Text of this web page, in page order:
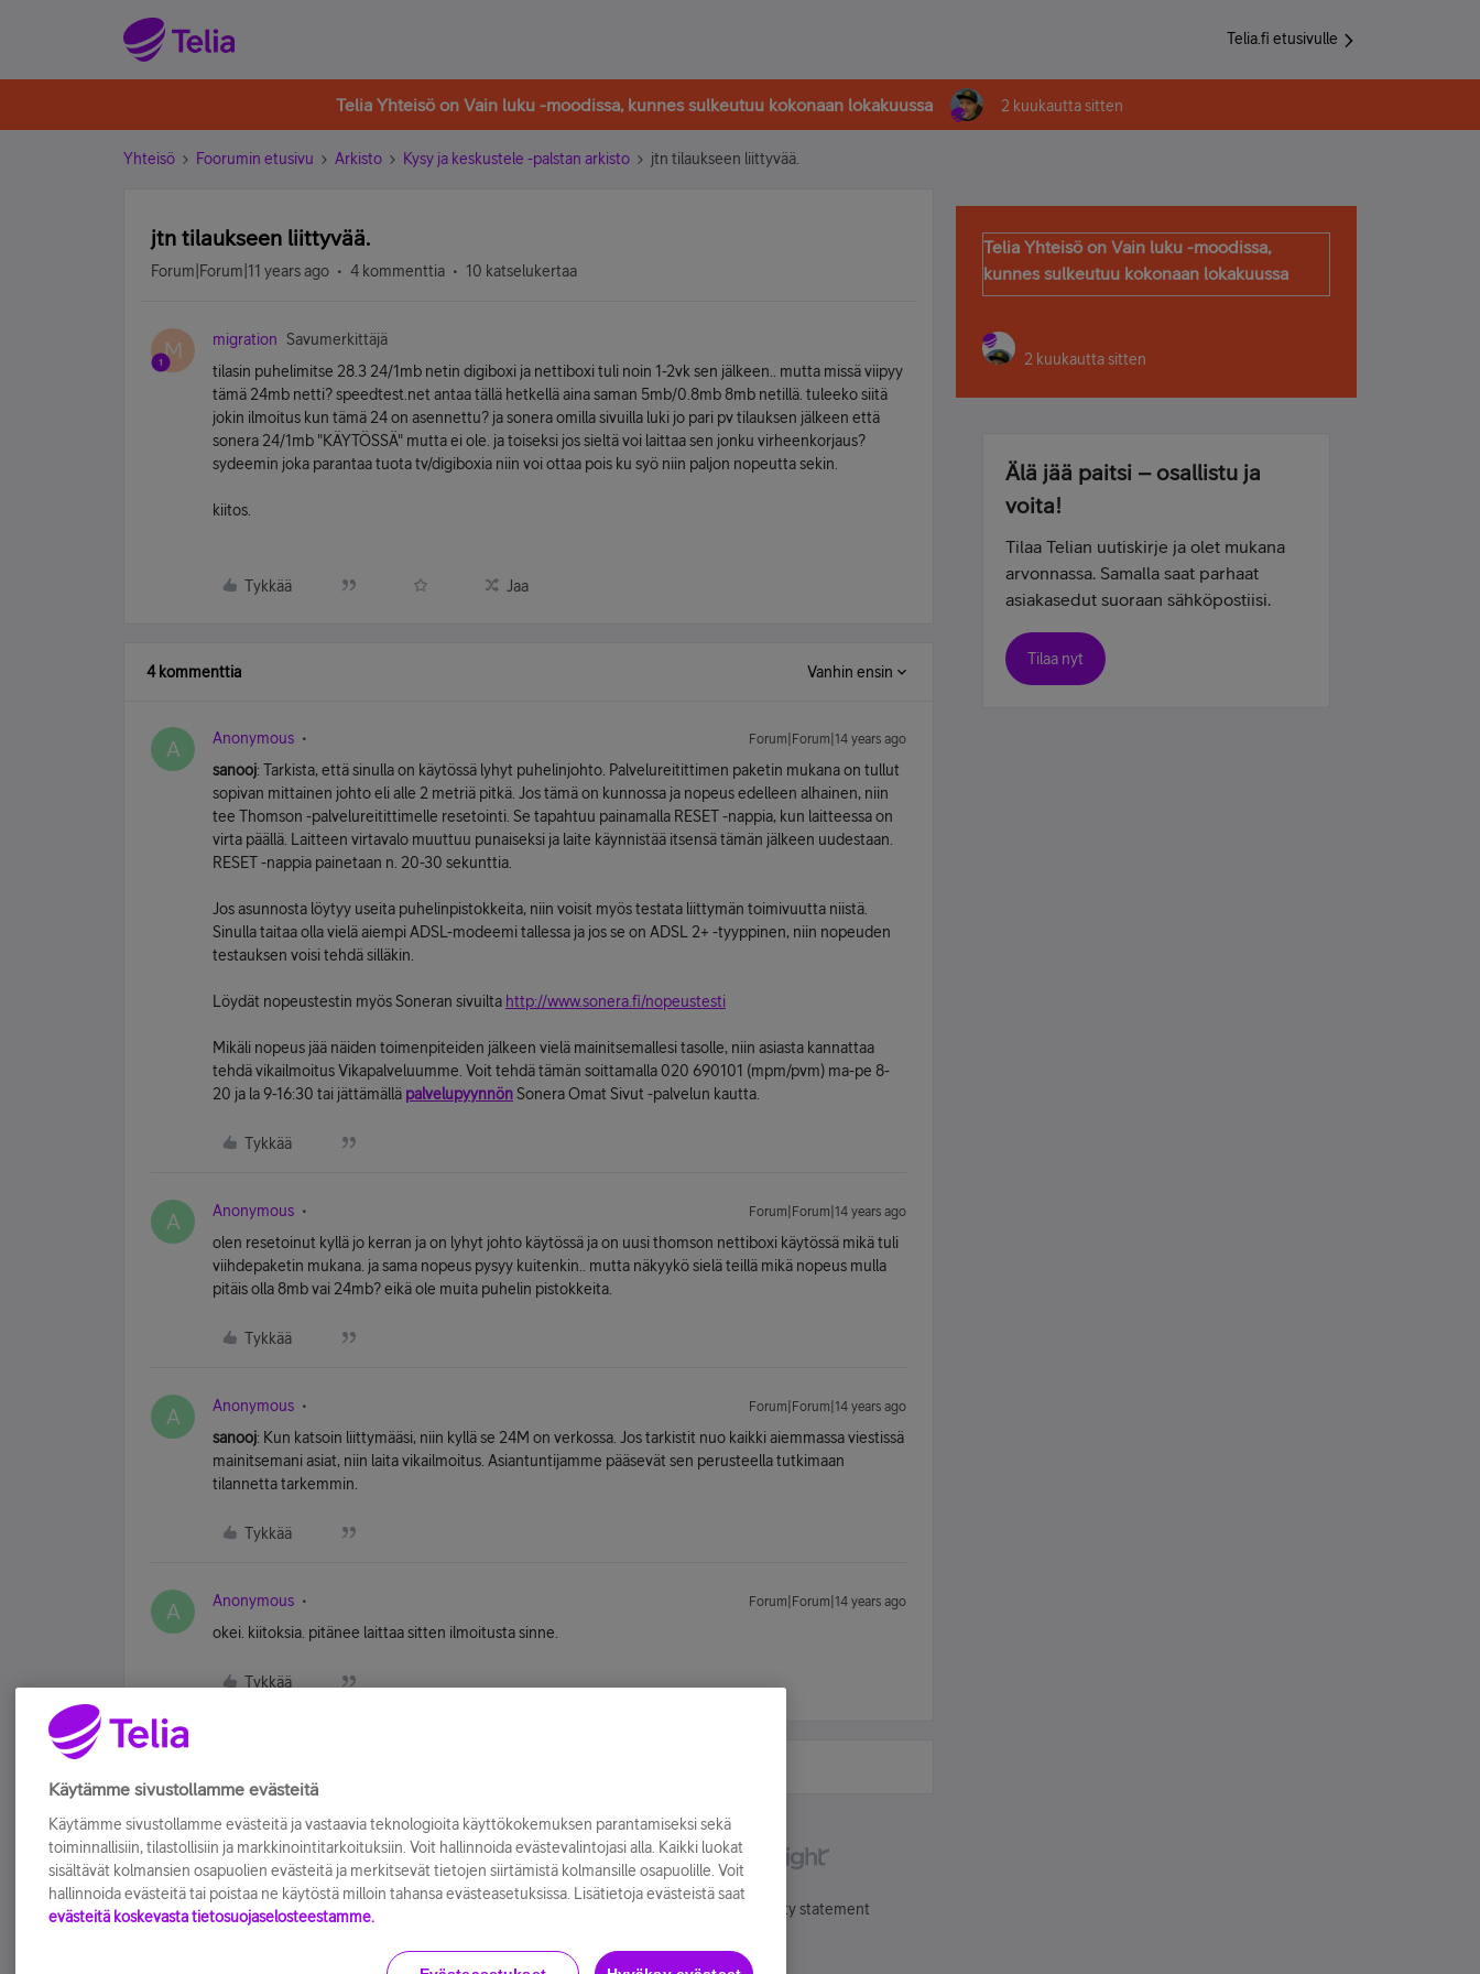
Telia.fi etusivulle
Telia Yhteisö on Vain luku -moodissa, kunnes sulkeutuu kokonaan lokakuussa 2 kuukautta sitten
Yhteisö Foorumin etusivu Arkisto Kysy ja keskustele -palstan arkisto jtn tilaukseen liittyvää.
jtn tilaukseen liittyvää.
Forum|Forum|11 years ago 4 kommenttia 10 katselukertaa
M migration
Savumerkittäjä
tilasin puhelimitse 28.3 24/1mb netin digiboxi ja nettiboxi tuli noin 1-2vk sen jälkeen.. mutta missä viipyy
tämä 24mb netti? speedtest.net antaa tällä hetkellä aina saman 5mb/0.8mb 8mb netillä. tuleeko siitä
jokin ilmoitus kun tämä 24 on asennettu? ja sonera omilla sivuilla luki jo pari pv tilauksen jälkeen että
sonera 24/1mb "KÄYTÖSSÄ" mutta ei ole. ja toiseksi jos sieltä voi laittaa sen jonku virheenkorjaus?
sydeemin joka parantaa tuota tv/digiboxia niin voi ottaa pois ku syö niin paljon nopeutta sekin.
kiitos.
Tykkää Jaa
4 kommenttia Vanhin ensin
A Anonymous Forum|Forum|14 years ago
sanooj: Tarkista, että sinulla on käytössä lyhyt puhelinjohto. Palvelureitittimen paketin mukana on tullut
sopivan mittainen johto eli alle 2 metriä pitkä. Jos tämä on kunnossa ja nopeus edelleen alhainen, niin
tee Thomson -palvelureitittimelle resetointi. Se tapahtuu painamalla RESET -nappia, kun laitteessa on
virta päällä. Laitteen virtavalo muuttuu punaiseksi ja laite käynnistää itsensä tämän jälkeen uudestaan.
RESET -nappia painetaan n. 20-30 sekunttia.
Jos asunnosta löytyy useita puhelinpistokkeita, niin voisit myös testata liittymän toimivuutta niistä.
Sinulla taitaa olla vielä aiempi ADSL-modeemi tallessa ja jos se on ADSL 2+ -tyyppinen, niin nopeuden
testauksen voisi tehdä silläkin.
Löydät nopeustestin myös Soneran sivuilta http://www.sonera.fi/nopeustesti
Mikäli nopeus jää näiden toimenpiteiden jälkeen vielä mainitsemallesi tasolle, niin asiasta kannattaa
tehdä vikailmoitus Vikapalveluumme. Voit tehdä tämän soittamalla 020 690101 (mpm/pvm) ma-pe 8-
20 ja la 9-16:30 tai jättämällä palvelupyynnönSonera Omat Sivut -palvelun kautta.
Tykkää
A Anonymous Forum|Forum|14 years ago
olen resetoinut kyllä jo kerran ja on lyhyt johto käytössä ja on uusi thomson nettiboxi käytössä mikä tuli
viihdepaketin mukana. ja sama nopeus pysyy kuitenkin.. mutta näkyykö sielä teillä mikä nopeus mulla
pitäis olla 8mb vai 24mb? eikä ole muita puhelin pistokkeita.
Tykkää
A Anonymous Forum|Forum|14 years ago
sanooj: Kun katsoin liittymääsi, niin kyllä se 24M on verkossa. Jos tarkistit nuo kaikki aiemmassa viestissä
mainitsemani asiat, niin laita vikailmoitus. Asiantuntijamme pääsevät sen perusteella tutkimaan
tilannetta tarkemmin.
Tykkää
A Anonymous Forum|Forum|14 years ago
okei. kiitoksia. pitänee laittaa sitten ilmoitusta sinne.
Tykkää
Telia Yhteisö on Vain luku -moodissa,
kunnes sulkeutuu kokonaan lokakuussa
2 kuukautta sitten
Älä jää paitsi – osallistu ja
voita!
Tilaa Telian uutiskirje ja olet mukana
arvonnassa. Samalla saat parhaat
asiakasedut suoraan sähköpostiisi.
Tilaa nyt
Accessibility statement
Käytämme sivustollamme evästeitä
Käytämme sivustollamme evästeitä ja vastaavia teknologioita käyttökokemuksen parantamiseksi sekä
toiminnallisiin, tilastollisiin ja markkinointitarkoituksiin. Voit hallinnoida evästevalintojasi alla. Kaikki luokat
sisältävät kolmansien osapuolien evästeitä ja merkitsevät tietojen siirtämistä kolmansille osapuolille. Voit
hallinnoida evästeitä tai poistaa ne käytöstä milloin tahansa evästeasetuksissa. Lisätietoja evästeistä saat
evästeitä koskevasta tietosuojaselosteestamme.